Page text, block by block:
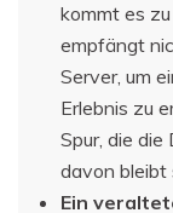
kommt es
empfängt
Server, um
Erlebnis zu
Spur, die
davon bleibt
Ein